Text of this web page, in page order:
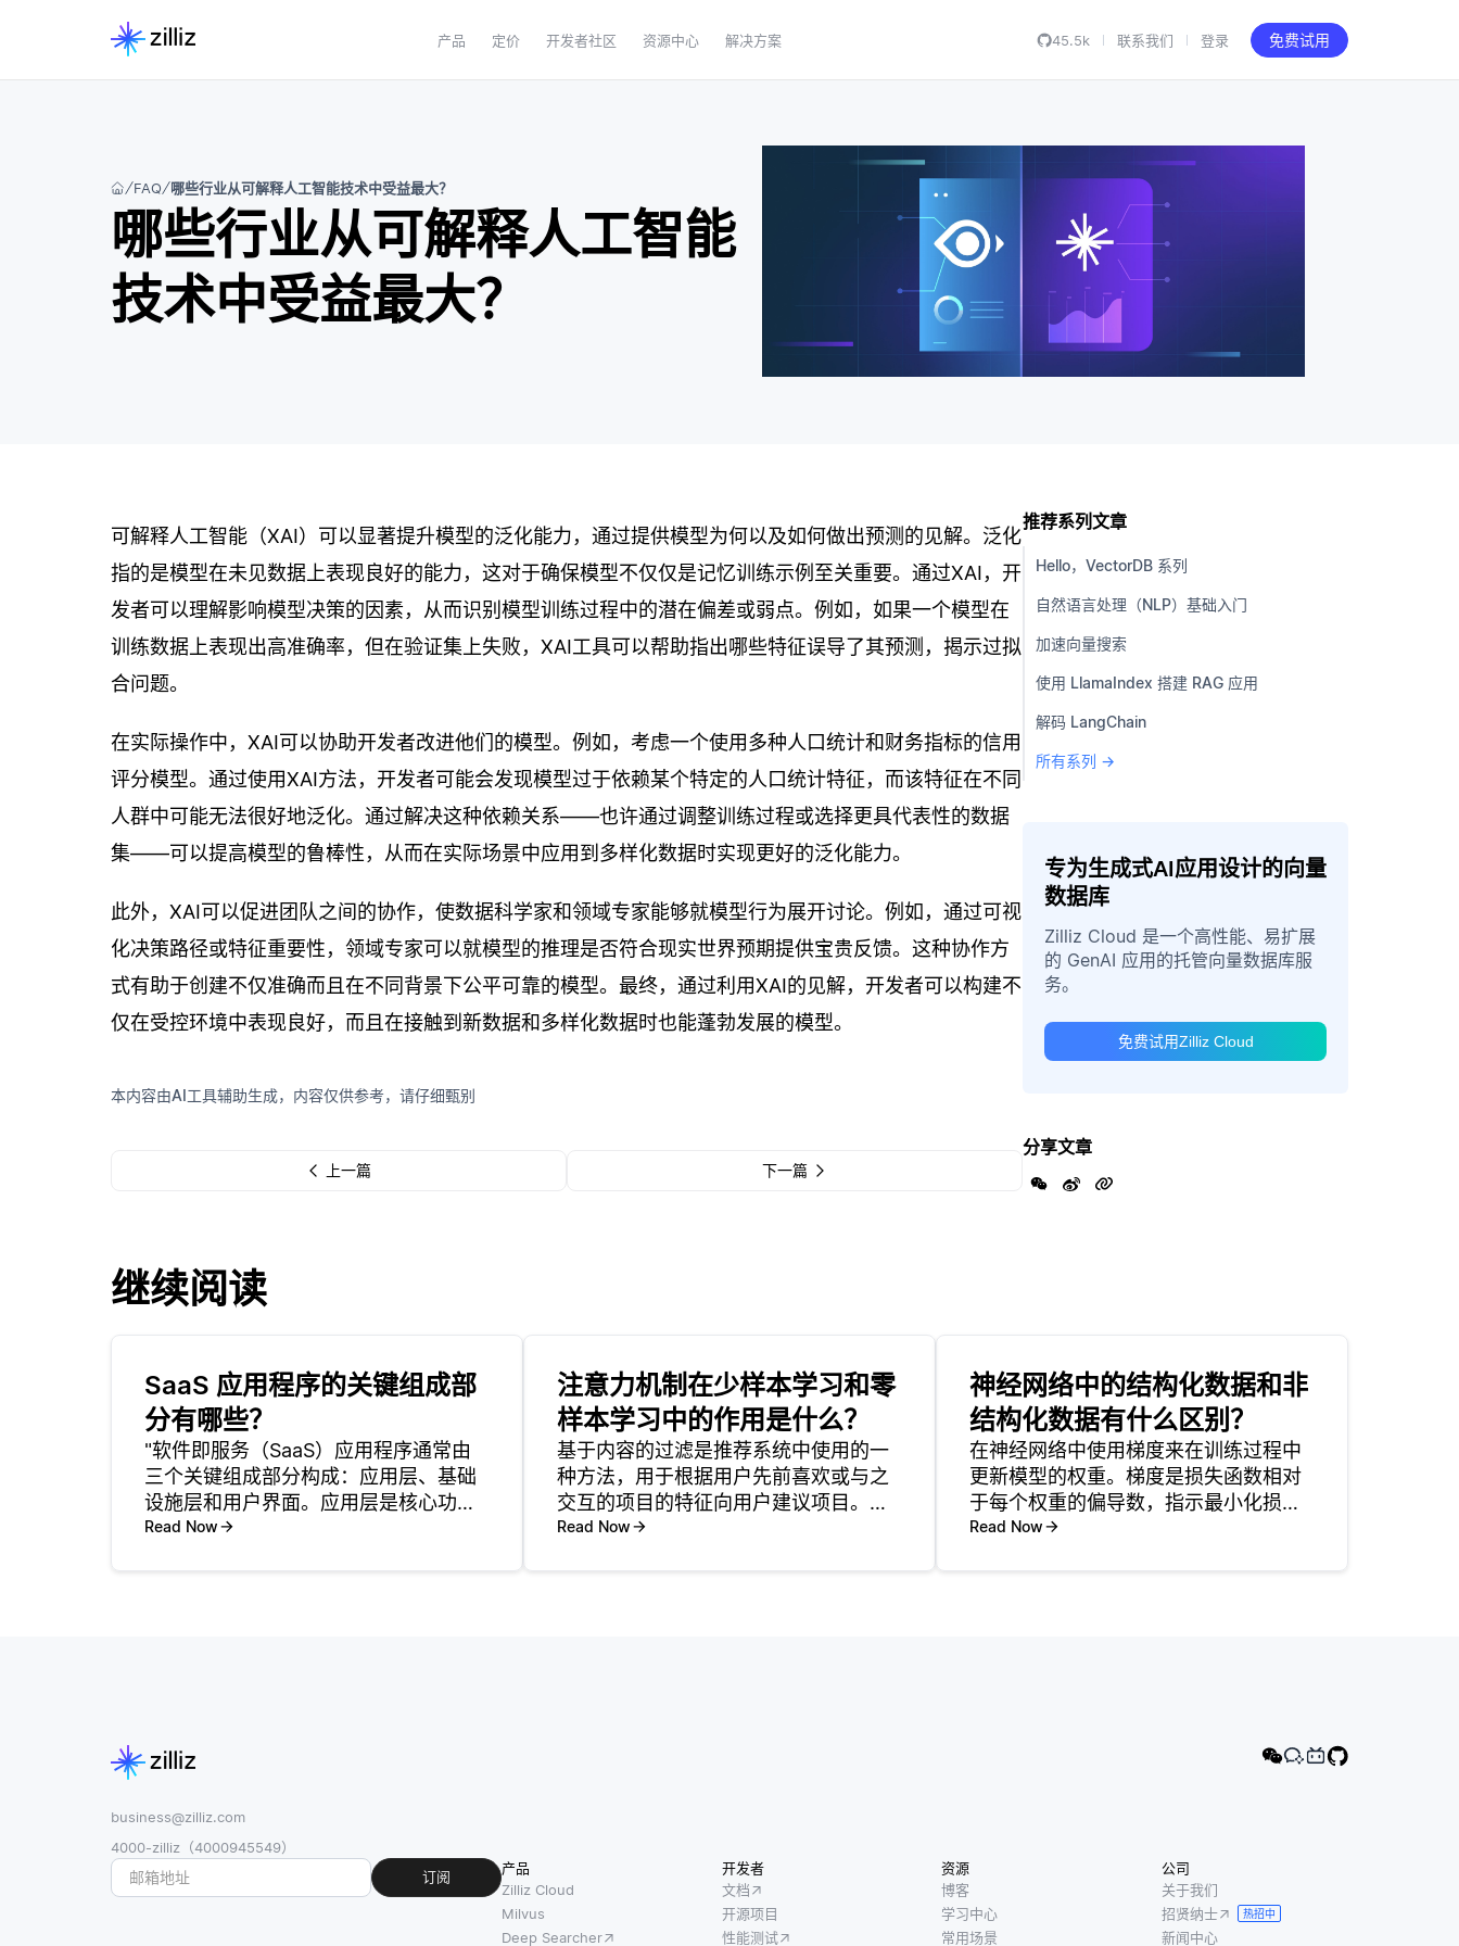
产品 定价 开发者社区 资源中心 解决方案 45.5k 联系我们 登录 免费试用
FAQ 哪些行业从可解释人工智能技术中受益最大？
哪些行业从可解释人工智能
技术中受益最大？
可解释人工智能（XAI）可以显著提升模型的泛化能力，通过提供模型为何以及如何做出预测的见解。泛化
指的是模型在未见数据上表现良好的能力，这对于确保模型不仅仅是记忆训练示例至关重要。通过XAI，开
发者可以理解影响模型决策的因素，从而识别模型训练过程中的潜在偏差或弱点。例如，如果一个模型在
训练数据上表现出高准确率，但在验证集上失败，XAI工具可以帮助指出哪些特征误导了其预测，揭示过拟
合问题。
在实际操作中，XAI可以协助开发者改进他们的模型。例如，考虑一个使用多种人口统计和财务指标的信用
评分模型。通过使用XAI方法，开发者可能会发现模型过于依赖某个特定的人口统计特征，而该特征在不同
人群中可能无法很好地泛化。通过解决这种依赖关系——也许通过调整训练过程或选择更具代表性的数据
集——可以提高模型的鲁棒性，从而在实际场景中应用到多样化数据时实现更好的泛化能力。
此外，XAI可以促进团队之间的协作，使数据科学家和领域专家能够就模型行为展开讨论。例如，通过可视
化决策路径或特征重要性，领域专家可以就模型的推理是否符合现实世界预期提供宝贵反馈。这种协作方
式有助于创建不仅准确而且在不同背景下公平可靠的模型。最终，通过利用XAI的见解，开发者可以构建不
仅在受控环境中表现良好，而且在接触到新数据和多样化数据时也能蓬勃发展的模型。
本内容由AI工具辅助生成，内容仅供参考，请仔细甄别
上一篇 下一篇
推荐系列文章
Hello，VectorDB 系列
自然语言处理（NLP）基础入门
加速向量搜索
使用 LlamaIndex 搭建 RAG 应用
解码 LangChain
所有系列 →
专为生成式AI应用设计的向量
数据库
Zilliz Cloud 是一个高性能、易扩展
的 GenAI 应用的托管向量数据库服
务。
免费试用Zilliz Cloud
分享文章
继续阅读
SaaS 应用程序的关键组成部
分有哪些？
"软件即服务（SaaS）应用程序通常由
三个关键组成部分构成：应用层、基础
设施层和用户界面。应用层是核心功能
所在，包括服务器端逻辑、数据库管理
Read Now
注意力机制在少样本学习和零
样本学习中的作用是什么？
基于内容的过滤是推荐系统中使用的一
种方法，用于根据用户先前喜欢或与之
交互的项目的特征向用户建议项目。这
种方法依赖于分析项目本身的特征，而
Read Now
神经网络中的结构化数据和非
结构化数据有什么区别？
在神经网络中使用梯度来在训练过程中
更新模型的权重。梯度是损失函数相对
于每个权重的偏导数，指示最小化损失
所需的变化方向和幅度。 在反向传播期
Read Now
business@zilliz.com
4000-zilliz（4000945549）
订阅
产品
Zilliz Cloud
Milvus
Deep Searcher
开发者
文档
开源项目
性能测试
资源
博客
学习中心
常用场景
公司
关于我们
招贤纳士
热招中
新闻中心